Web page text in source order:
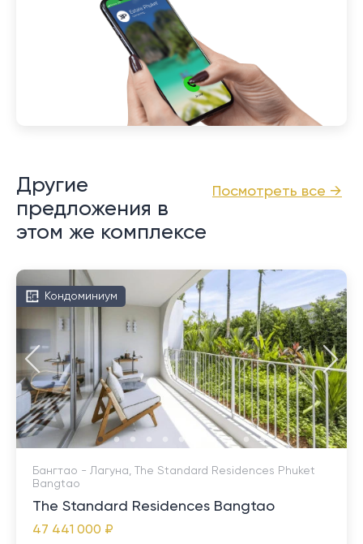
Посмотреть все →
Другие
предложения в
этом же комплексе
Кондоминиум
Бангтао - Лагуна, The Standard Residences Phuket
Bangtao
The Standard Residences Bangtao
47 441 000 ₽